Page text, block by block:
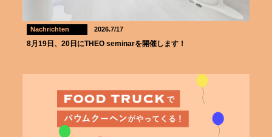
Nachrichten 2026.7/17
8月19日、20日にTHEO seminarを開催します！